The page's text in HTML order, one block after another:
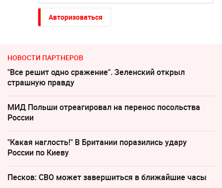
Авторизоваться
НОВОСТИ ПАРТНЕРОВ
"Все решит одно сражение". Зеленский открыл
страшную правду
МИД Польши отреагировал на перенос посольства
России
"Какая наглость!" В Британии поразились удару
России по Киеву
Песков: СВО может завершиться в ближайшие часы